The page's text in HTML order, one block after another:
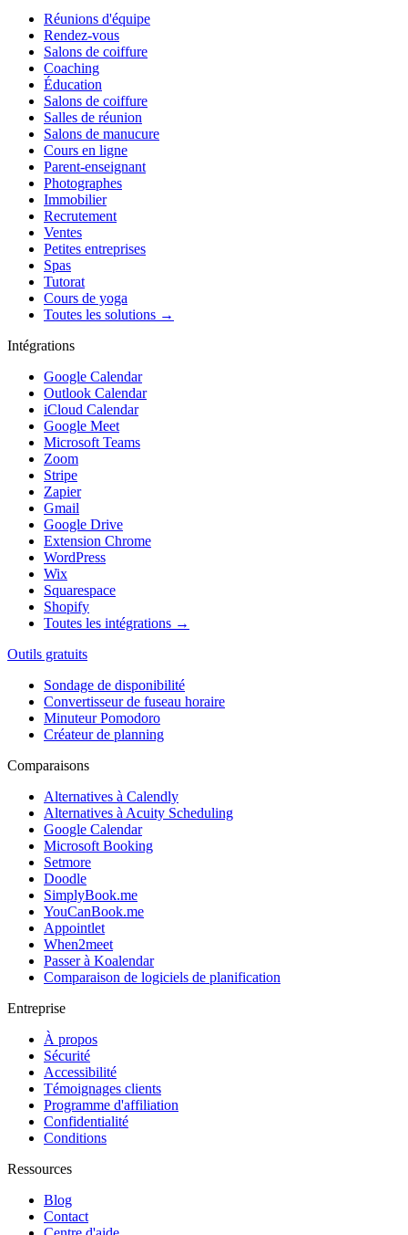
Réunions d'équipe
Rendez-vous
Salons de coiffure
Coaching
Éducation
Salons de coiffure
Salles de réunion
Salons de manucure
Cours en ligne
Parent-enseignant
Photographes
Immobilier
Recrutement
Ventes
Petites entreprises
Spas
Tutorat
Cours de yoga
Toutes les solutions →
Intégrations
Google Calendar
Outlook Calendar
iCloud Calendar
Google Meet
Microsoft Teams
Zoom
Stripe
Zapier
Gmail
Google Drive
Extension Chrome
WordPress
Wix
Squarespace
Shopify
Toutes les intégrations →
Outils gratuits
Sondage de disponibilité
Convertisseur de fuseau horaire
Minuteur Pomodoro
Créateur de planning
Comparaisons
Alternatives à Calendly
Alternatives à Acuity Scheduling
Google Calendar
Microsoft Booking
Setmore
Doodle
SimplyBook.me
YouCanBook.me
Appointlet
When2meet
Passer à Koalendar
Comparaison de logiciels de planification
Entreprise
À propos
Sécurité
Accessibilité
Témoignages clients
Programme d'affiliation
Confidentialité
Conditions
Ressources
Blog
Contact